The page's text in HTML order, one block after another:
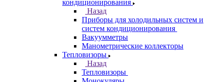
кондиционирования
Назад
Приборы для холодильных систем и
систем кондиционирования
Вакуумметры
Манометрические коллекторы
Тепловизоры
Назад
Тепловизоры